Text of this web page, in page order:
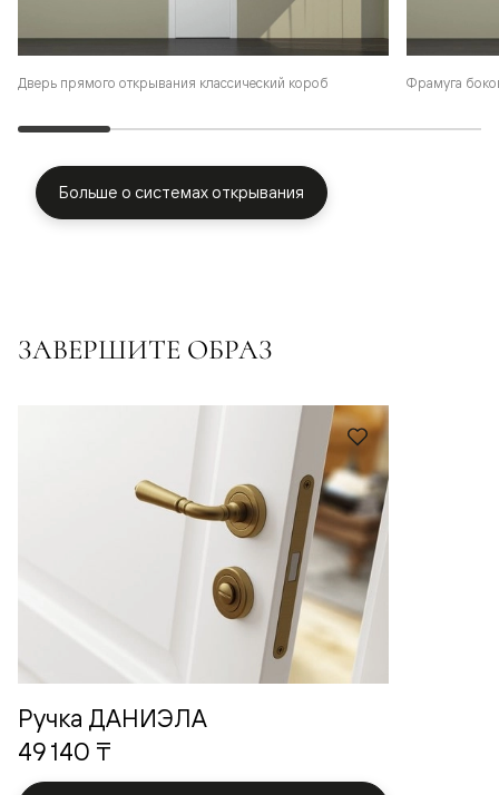
Дверь прямого открывания классический короб Фрамуга
Больше о системах открывания
ЗАВЕРШИТЕ ОБРАЗ
Ручка ДАНИЭЛА
49 140 ₸